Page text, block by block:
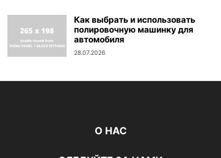
Как выбрать и использовать
полировочную машинку для
автомобиля
28.07.2026
О НАС